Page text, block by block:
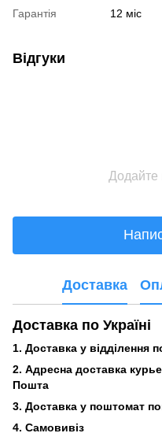
Гарантія
12 міс
Відгуки
Додайте
Доставка
Доставка по Україні
1. Доставка у
2. Адресна доставка
Пошта
3. Доставка у поштомат
4. Самовивіз